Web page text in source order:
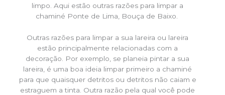
limpo. Aqui estão outras razões para limpar a
chaminé Ponte de Lima, Bouça de Baixo.
Outras razões para limpar a sua lareira ou lareira
estão principalmente relacionadas com a
decoração. Por exemplo, se planeia pintar a sua
lareira, é uma boa ideia limpar primeiro a chaminé
para que quaisquer detritos ou detritos não caiam e
estraguem a tinta. Outra razão pela qual você pode